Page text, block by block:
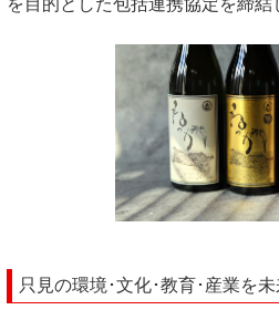
を目的とした包括連携協定を締結
只見の環境･文化･教育･産業を